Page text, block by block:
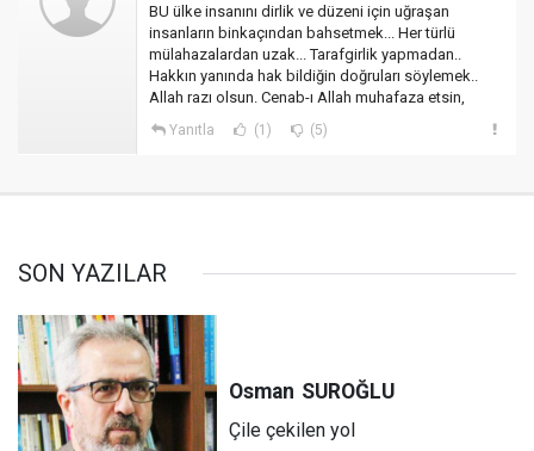
BU ülke insanını dirlik ve düzeni için uğraşan
insanların binkaçından bahsetmek... Her türlü
mülahazalardan uzak... Tarafgirlik yapmadan..
Hakkın yanında hak bildiğin doğruları söylemek..
Allah razı olsun. Cenab-ı Allah muhafaza etsin,
Yanıtla (1) (5)
SON YAZILAR
Osman SUROĞLU
Çile çekilen yol